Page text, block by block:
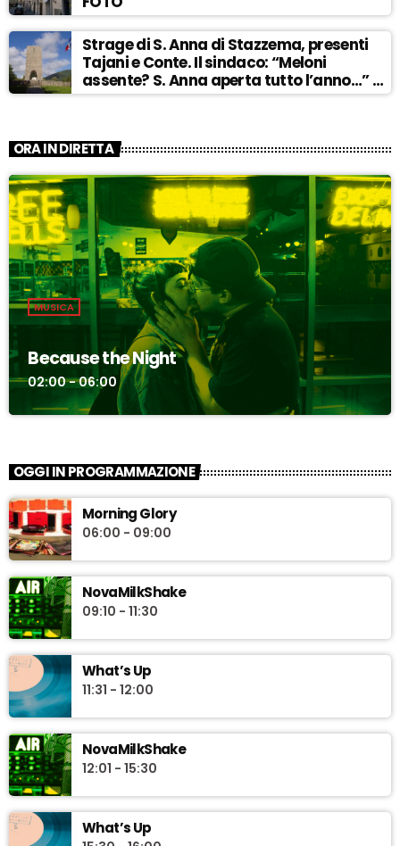
Strage di S. Anna di Stazzema, presenti
Tajani e Conte. Il sindaco: “Meloni
assente? S. Anna aperta tutto l’anno…” –
ASCOLTA
ORA IN DIRETTA
MUSICA
Because the Night
02:00 - 06:00
OGGI IN PROGRAMMAZIONE
Morning Glory
06:00 - 09:00
NovaMilkShake
09:10 - 11:30
What’s Up
11:31 - 12:00
NovaMilkShake
12:01 - 15:30
What’s Up